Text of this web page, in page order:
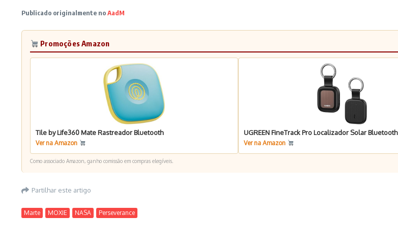
Publicado originalmente noAadM
Promoções Amazon
Tile by Life360 Mate Rastreador Bluetooth
Ver na Amazon
UGREEN FineTrack Pro Localizador Solar Bluetooth
Ver na Amazon
Como associado Amazon, ganho comissão em compras elegíveis.
Partilhar este artigo
Marte MOXIE NASA Perseverance